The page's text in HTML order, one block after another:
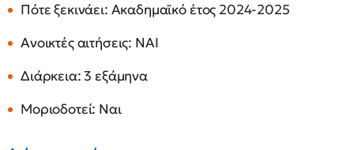
Πότε ξεκινάει: Aκαδημαϊκό έτος 2024-2025
Ανοικτές αιτήσεις: NAI
Διάρκεια: 3 εξάμηνα
Μοριοδοτεί: Nαι